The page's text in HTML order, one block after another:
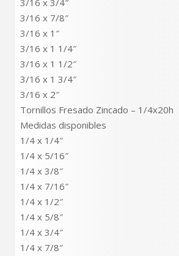
3/16 x 3/4″
3/16 x 7/8″
3/16 x 1″
3/16 x 1 1/4″
3/16 x 1 1/2″
3/16 x 1 3/4″
3/16 x 2″
Tornillos Fresado Zincado – 1/4x20h
Medidas disponibles
1/4 x 1/4″
1/4 x 5/16″
1/4 x 3/8″
1/4 x 7/16″
1/4 x 1/2″
1/4 x 5/8″
1/4 x 3/4″
1/4 x 7/8″